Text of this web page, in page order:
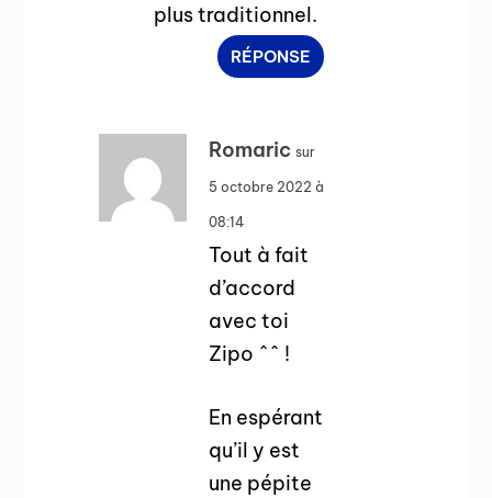
plus traditionnel.
RÉPONSE
Romaric sur
5 octobre 2022 à
08:14
Tout à fait
d’accord
avec toi
Zipo ^^ !
En espérant
qu’il y est
une pépite